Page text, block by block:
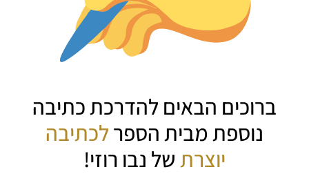
ברוכים הבאים להדרכת כתיבה
נוספת מבית הספרלכתיבה
יוצרתשל נבו רוזי!